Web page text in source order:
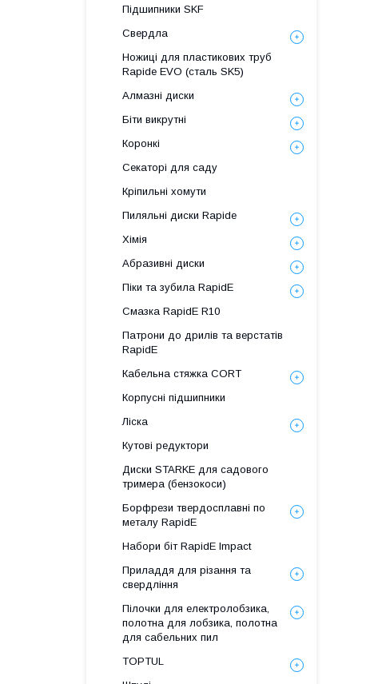
Підшипники SKF
Свердла
Ножиці для пластикових труб
Rapide EVO (сталь SK5)
Алмазні диски
Біти викрутні
Коронкі
Секаторі для саду
Кріпильні хомути
Пиляльні диски Rapide
Хімія
Абразивні диски
Піки та зубила RapidE
Смазка RapidE R10
Патрони до дрилів та верстатів
RapidE
Кабельна стяжка СORT
Корпусні підшипники
Ліска
Кутові редуктори
Диски STARKE для садового
тримера (бензокоси)
Борфрези твердосплавні по
металу RapidE
Набори біт RapidE Impact
Приладдя для різання та
свердління
Пілочки для електролобзика,
полотна для лобзика, полотна
для сабельних пил
TOPTUL